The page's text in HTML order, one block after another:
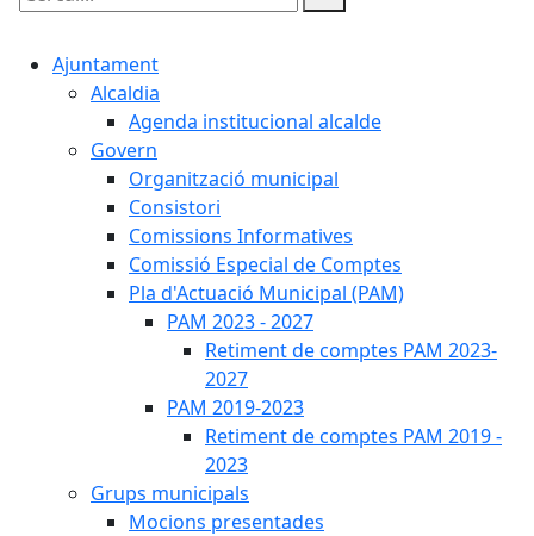
Cercar:
Ajuntament
Alcaldia
Agenda institucional alcalde
Govern
Organització municipal
Consistori
Comissions Informatives
Comissió Especial de Comptes
Pla d'Actuació Municipal (PAM)
PAM 2023 - 2027
Retiment de comptes PAM 2023-
2027
PAM 2019-2023
Retiment de comptes PAM 2019 -
2023
Grups municipals
Mocions presentades